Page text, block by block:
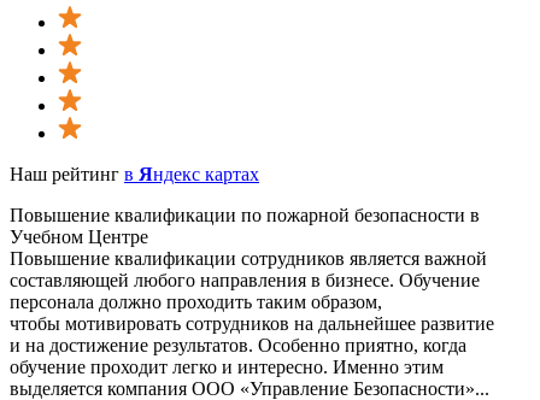
Наш рейтинг в Яндекс картах
Повышение квалификации по пожарной безопасности в
Учебном Центре
Повышение квалификации сотрудников является важной
составляющей любого направления в бизнесе. Обучение
персонала должно проходить таким образом,
чтобы мотивировать сотрудников на дальнейшее развитие
и на достижение результатов. Особенно приятно, когда
обучение проходит легко и интересно. Именно этим
выделяется компания ООО «Управление Безопасности»...